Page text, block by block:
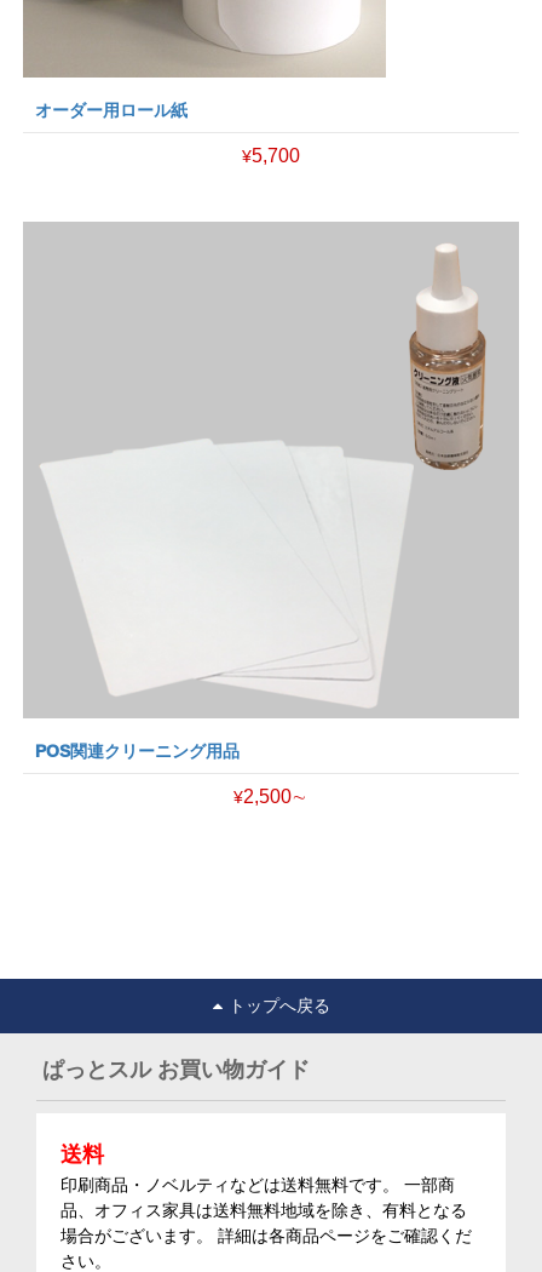
オーダー用ロール紙
¥5,700
POS関連クリーニング用品
¥2,500∼
トップへ戻る
ぱっとスル お買い物ガイド
送料
印刷商品・ノベルティなどは送料無料です。 一部商
品、オフィス家具は送料無料地域を除き、有料となる
場合がございます。 詳細は各商品ページをご確認くだ
さい。